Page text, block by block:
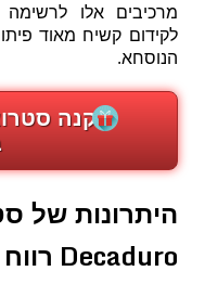
מרכיבים אלו
לקידום קשיח מאוד
הנוסחא.
קנה
היתרונות של
Decaduro רווח רקמה שרירית